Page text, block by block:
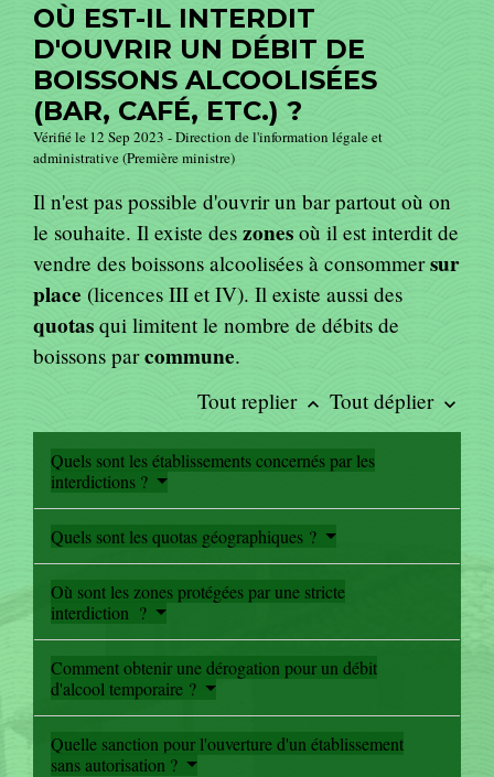
OÙ EST-IL INTERDIT
D'OUVRIR UN DÉBIT DE
BOISSONS ALCOOLISÉES
(BAR, CAFÉ, ETC.) ?
Vérifié le 12 Sep 2023 - Direction de l'information légale et
administrative (Première ministre)
Il n'est pas possible d'ouvrir un bar partout où on
le souhaite. Il existe des zones où il est interdit de
vendre des boissons alcoolisées à consommersur
place (licences III et IV). Il existe aussi des
quotas qui limitent le nombre de débits de
boissons parcommune.
Tout replier keyboard_arrow_up Tout déplier keyboard_arrow_down
Quels sont les établissements concernés par les
interdictions ?
Quels sont les quotas géographiques ?
Où sont les zones protégées par une stricte
interdiction ?
Comment obtenir une dérogation pour un débit
d'alcool temporaire ?
Quelle sanction pour l'ouverture d'un établissement
sans autorisation ?